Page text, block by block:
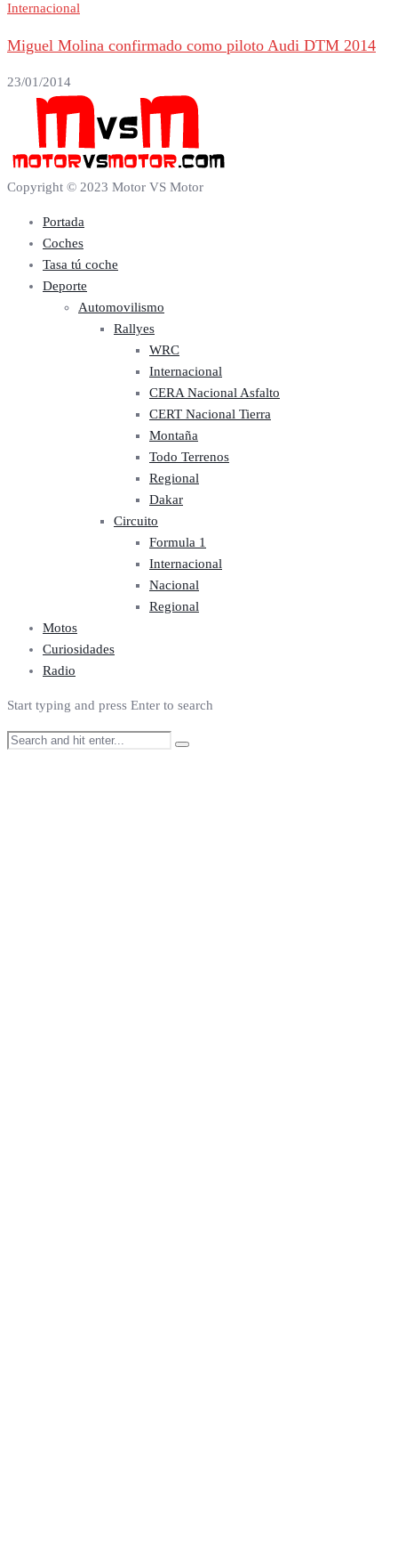
Internacional
Miguel Molina confirmado como piloto Audi DTM 2014
23/01/2014
Copyright © 2023 Motor VS Motor
Portada
Coches
Tasa tú coche
Deporte
Automovilismo
Rallyes
WRC
Internacional
CERA Nacional Asfalto
CERT Nacional Tierra
Montaña
Todo Terrenos
Regional
Dakar
Circuito
Formula 1
Internacional
Nacional
Regional
Motos
Curiosidades
Radio
Start typing and press Enter to search